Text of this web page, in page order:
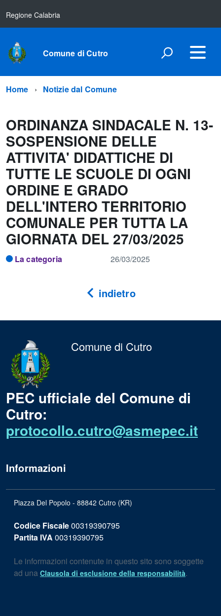
Regione Calabria
Comune di Cutro
Home Notizie dal Comune
ORDINANZA SINDACALE N. 13-
SOSPENSIONE DELLE
ATTIVITA' DIDATTICHE DI
TUTTE LE SCUOLE DI OGNI
ORDINE E GRADO
DELL'INTERO TERRITORIO
COMUNALE PER TUTTA LA
GIORNATA DEL 27/03/2025
La categoria 26/03/2025
indietro
Comune di Cutro
PEC ufficiale del Comune di
Cutro:
protocollo.cutro@asmepec.it
Informazioni
Piazza Del Popolo - 88842 Cutro (KR)
Codice Fiscale00319390795
Partita IVA 00319390795
Le informazioni contenute in questo sito sono soggette
ad una Clausola di esclusione della responsabilità.